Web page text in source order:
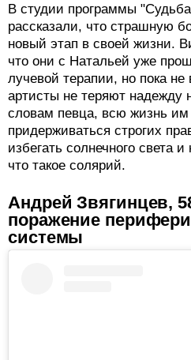
В студии программы "Судьба
рассказали, что страшную
новый этап в своей жизни.
что они с Натальей уже
лучевой терапии, но пока
артисты не теряют надежду
словам певца, всю жизнь им
придерживаться строгих
избегать солнечного света
что такое солярий.
Андрей Звягинцев,
поражение
системы